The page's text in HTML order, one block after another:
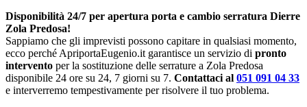
Disponibilità 24/7 per apertura porta e cambio serratura Dierre
Zola Predosa!
Sappiamo che gli imprevisti possono capitare in qualsiasi momento,
ecco perché ApriportaEugenio.it garantisce un servizio di pronto
intervento per la sostituzione delle serrature a Zola Predosa
disponibile 24 ore su 24, 7 giorni su 7. Contattaci al 051 091 04 33
e interverremo tempestivamente per risolvere il tuo problema.